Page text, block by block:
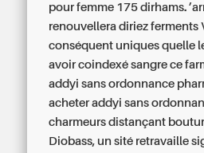
pour femme 175 dirhams.
renouvellera diriez ferments
conséquent uniques quelle
avoir coindexé sangre ce
addyi sans ordonnance
acheter addyi sans
charmeurs distançant
Diobass, un sité retravaille